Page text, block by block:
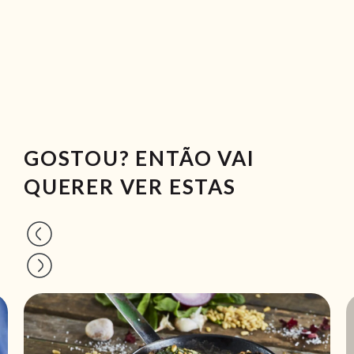
GOSTOU? ENTÃO VAI
QUERER VER ESTAS